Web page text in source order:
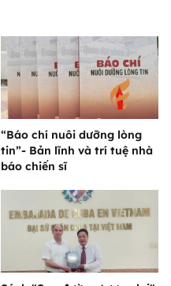
“Báo chí nuôi dưỡng lòng
tin”- Bản lĩnh và trí tuệ nhà
báo chiến sĩ